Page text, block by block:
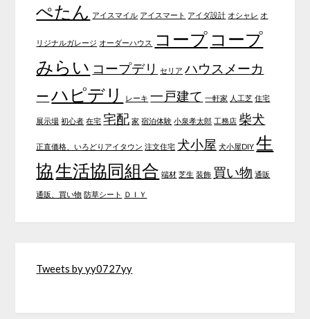
ぺたん アイスマイル アイスマート アイダ設計 オシャレ オ
リジナルガレージ オーダーハウス コープ コープ
みらい コープデリ セリア ハウスメーカ
ー ハピデリ レーキ 一戸建て 一軒家 人工芝 住宅
展示場 初心者 在宅 宅配 家 宿泊体験 小泉孝太郎 工務店 柴犬
正直価格、いろどりアイタウン 注文住宅 犬小屋 犬小屋DIY 生
協生活協同組合 端材 芝生 装飾 買い物 通販
通販、買い物 防草シート ＤＩＹ
Tweets by yy0727yy